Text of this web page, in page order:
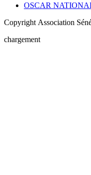
OSCAR
Copyright Association
chargement